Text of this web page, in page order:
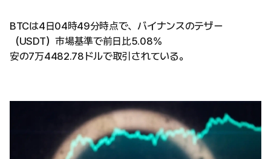
BTCは4日04時49分時点で、バイナンスのテザー
（USDT）市場基準で前日比5.08%
安の7万4482.78ドルで取引されている。